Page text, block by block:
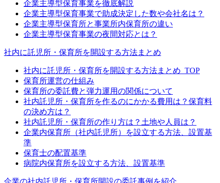
企業主導型保育事業を徹底解説
企業主導型保育事業で助成決定した数や会社名は？
企業主導型保育所と事業所内保育所の違い
企業主導型保育事業の夜間対応とは？
社内に託児所・保育所を開設する方法まとめ
社内に託児所・保育所を開設する方法まとめ_TOP
保育所運営の仕組み
保育所の委託費と弾力運用の関係について
社内託児所・保育所を作るのにかかる費用は？保育料
の決め方は？
社内託児所・保育所の作り方は？土地や人員は？
企業内保育所（社内託児所）を設立する方法、設置基
準
保育士の配置基準
病院内保育所を設立する方法、設置基準
企業の社内託児所・保育所開設の委託事例を紹介